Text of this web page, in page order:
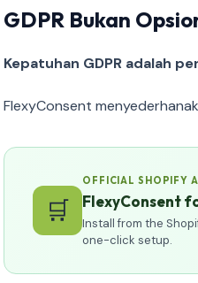
GDPR Bukan
Kepatuhan GDPR adalah
FlexyConsent
🛒
OFFICIAL SHOPIFY
FlexyConsent
Install from the
one-click setup.